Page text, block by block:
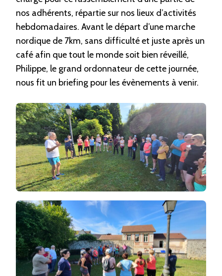
nos adhérents, répartie sur nos lieux d’activités
hebdomadaires. Avant le départ d’une marche
nordique de 7km, sans difficulté et juste après un
café afin que tout le monde soit bien réveillé,
Philippe, le grand ordonnateur de cette journée,
nous fit un briefing pour les évènements à venir.